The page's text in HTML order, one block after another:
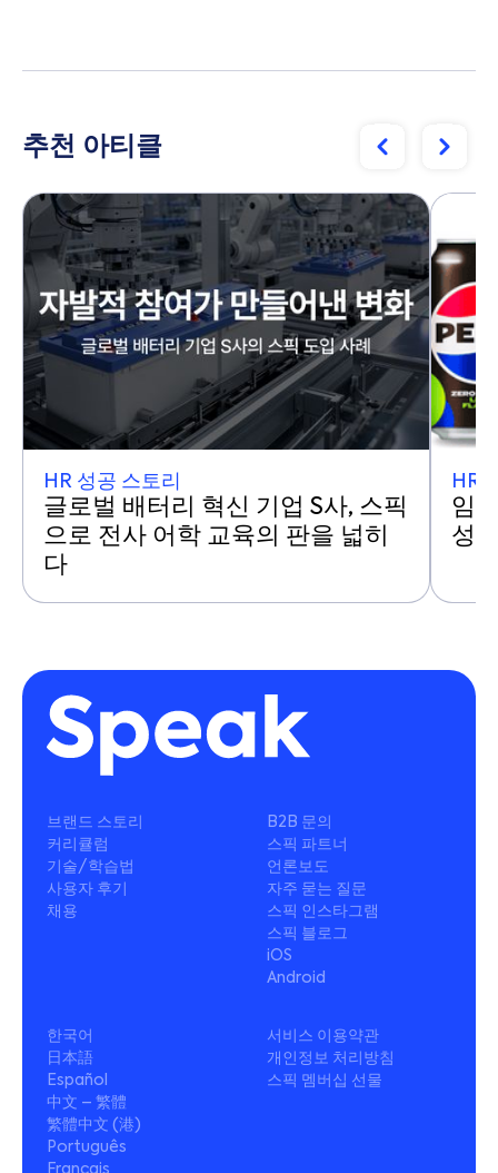
추천 아티클
HR 성공 스토리
글로벌 배터리 혁신 기업 S사, 스픽
으로 전사 어학 교육의 판을 넓히
다
HR
임
성
브랜드 스토리
커리큘럼
기술/학습법
사용자 후기
채용
B2B 문의
스픽 파트너
언론보도
자주 묻는 질문
스픽 인스타그램
스픽 블로그
iOS
Android
한국어
日本語
Español
中文 – 繁體
繁體中文 (港)
Português
Français
서비스 이용약관
개인정보 처리방침
스픽 멤버십 선물